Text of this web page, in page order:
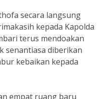
secara langsung
kepada Kapolda
terus mendoakan
senantiasa diberikan
kebaikan kepada
empat ruang baru